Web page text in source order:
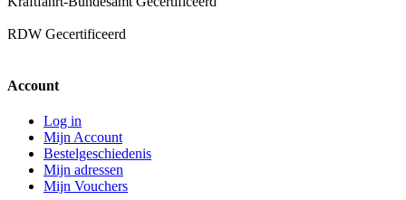
RDW Gecertificeerd
Account
Log in
Mijn Account
Bestelgeschiedenis
Mijn adressen
Mijn Vouchers